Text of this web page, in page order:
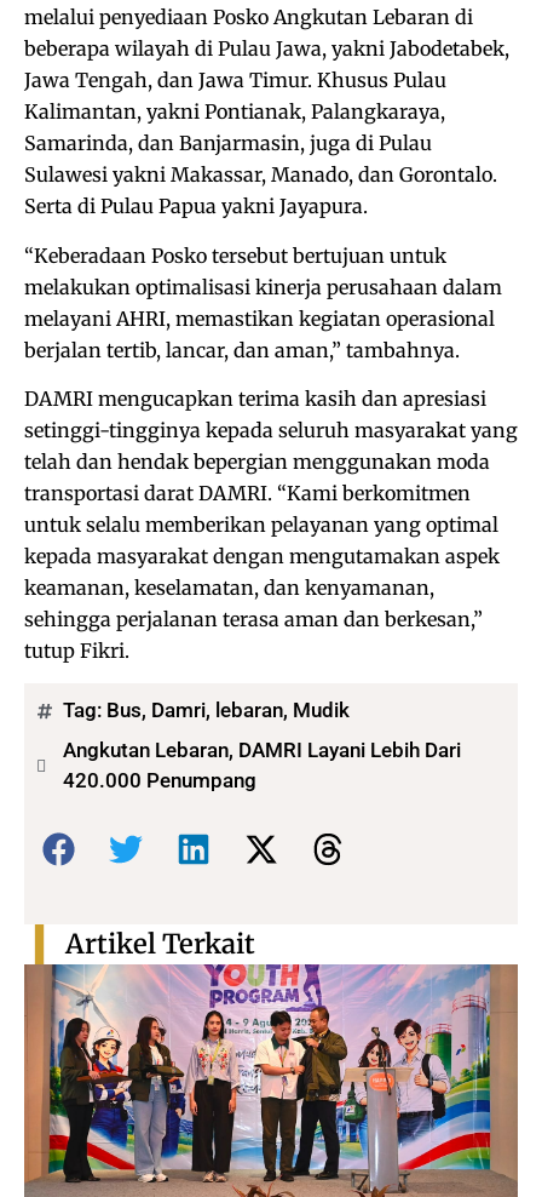
melalui penyediaan Posko Angkutan Lebaran di
beberapa wilayah di Pulau Jawa, yakni Jabodetabek,
Jawa Tengah, dan Jawa Timur. Khusus Pulau
Kalimantan, yakni Pontianak, Palangkaraya,
Samarinda, dan Banjarmasin, juga di Pulau
Sulawesi yakni Makassar, Manado, dan Gorontalo.
Serta di Pulau Papua yakni Jayapura.
“Keberadaan Posko tersebut bertujuan untuk
melakukan optimalisasi kinerja perusahaan dalam
melayani AHRI, memastikan kegiatan operasional
berjalan tertib, lancar, dan aman,” tambahnya.
DAMRI mengucapkan terima kasih dan apresiasi
setinggi-tingginya kepada seluruh masyarakat yang
telah dan hendak bepergian menggunakan moda
transportasi darat DAMRI. “Kami berkomitmen
untuk selalu memberikan pelayanan yang optimal
kepada masyarakat dengan mengutamakan aspek
keamanan, keselamatan, dan kenyamanan,
sehingga perjalanan terasa aman dan berkesan,”
tutup Fikri.
Tag: Bus, Damri, lebaran, Mudik
Angkutan Lebaran, DAMRI Layani Lebih Dari
420.000 Penumpang
Bagikan:
Artikel Terkait